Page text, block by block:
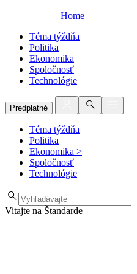
Home
Téma týždňa
Politika
Ekonomika
Spoločnosť
Technológie
Predplatné
Téma týždňa
Politika
Ekonomika >
Spoločnosť
Technológie
Vitajte na Štandarde